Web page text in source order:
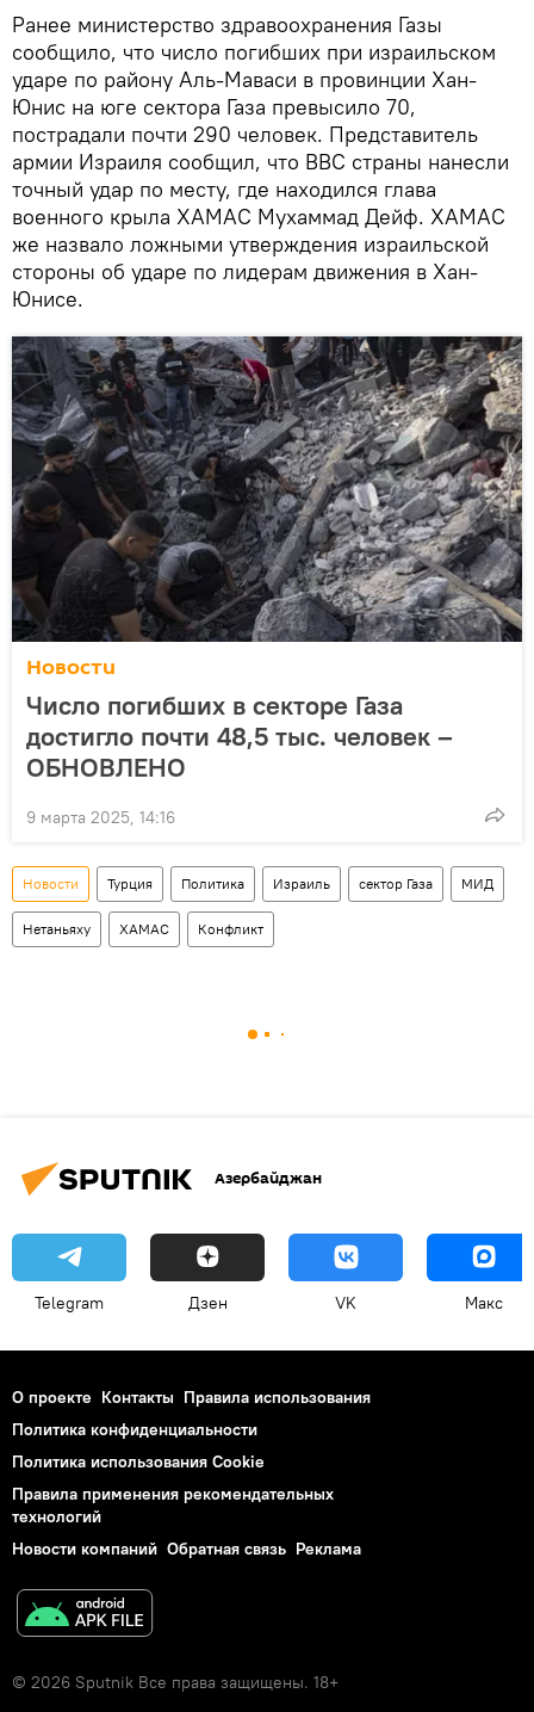
Ранее министерство здравоохранения Газы
сообщило, что число погибших при израильском
ударе по району Аль-Маваси в провинции Хан-
Юнис на юге сектора Газа превысило 70,
пострадали почти 290 человек. Представитель
армии Израиля сообщил, что ВВС страны нанесли
точный удар по месту, где находился глава
военного крыла ХАМАС Мухаммад Дейф. ХАМАС
же назвало ложными утверждения израильской
стороны об ударе по лидерам движения в Хан-
Юнисе.
Новости
Число погибших в секторе Газа
достигло почти 48,5 тыс. человек –
ОБНОВЛЕНО
9 марта 2025, 14:16
Новости Турция Политика Израиль сектор Газа МИД
Нетаньяху ХАМАС Конфликт
Азербайджан
Telegram Дзен VK Макс
О проекте Контакты Правила использования
Политика конфиденциальности
Политика использования Cookie
Правила применения рекомендательных
технологий
Новости компаний Обратная связь Реклама
© 2026 Sputnik Все права защищены. 18+